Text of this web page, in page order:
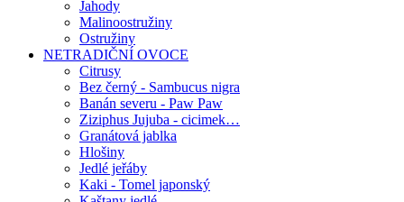
Jahody
Malinoostružiny
Ostružiny
NETRADIČNÍ OVOCE
Citrusy
Bez černý - Sambucus nigra
Banán severu - Paw Paw
Ziziphus Jujuba - cicimek…
Granátová jablka
Hlošiny
Jedlé jeřáby
Kaki - Tomel japonský